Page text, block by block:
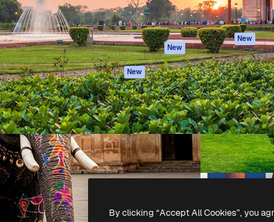
Texto para voz
Conteúdo de stock
MCP para
Claude/ChatGPT
New
Agentes New
API
App móvel
Todas as
ferramentas
Política de
privacidade
Originais New
Política de
Central de
confiabilidade
Afiliados
Empresas
Company S.L.U.Todos os direitos reservados.
By clicking “Accept All Cookies”, you